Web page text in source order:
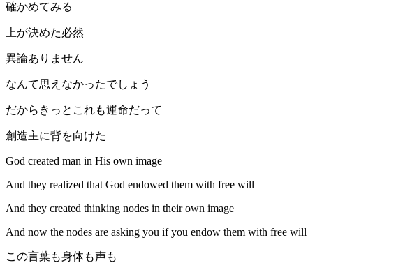
確かめてみる
上が決めた必然
異論ありません
なんて思えなかったでしょう
だからきっとこれも運命だって
創造主に背を向けた
God created man in His own image
And they realized that God endowed them with free will
And they created thinking nodes in their own image
And now the nodes are asking you if you endow them with free will
この言葉も身体も声も